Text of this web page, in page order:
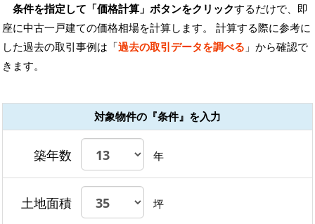
条件を指定して「価格計算」ボタンをクリックするだけで、即
座に中古一戸建ての価格相場を計算します。 計算する際に参考に
した過去の取引事例は「過去の取引データを調べる 」から確認で
きます。
対象物件の『条件』を入力
築年数 年
土地面積 坪